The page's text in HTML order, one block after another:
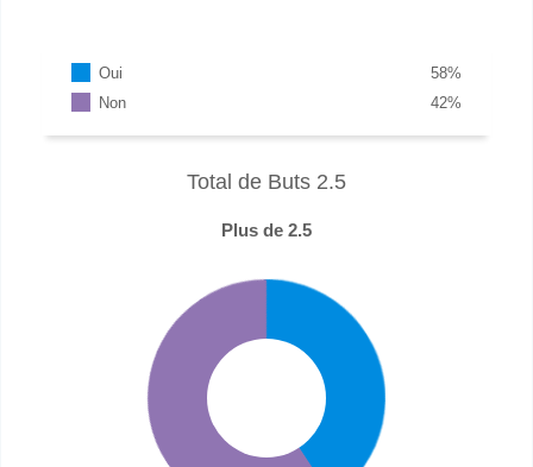
Oui %
58
Non
%
42
Total de Buts 2.5
Plus de 2.5